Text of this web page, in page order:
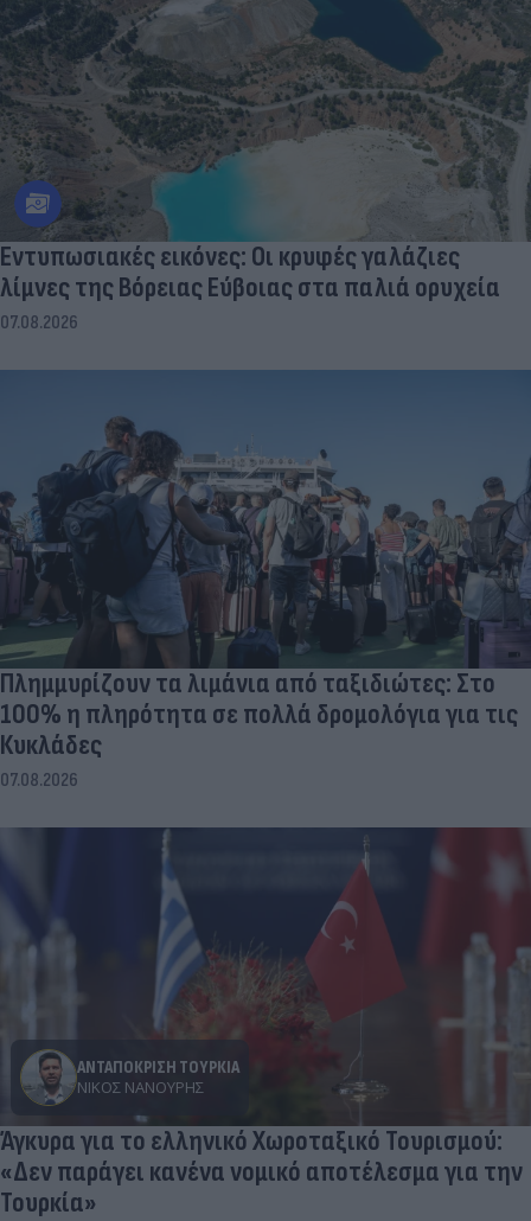
Εντυπωσιακές εικόνες: Οι κρυφές γαλάζιες
λίμνες της Βόρειας Εύβοιας στα παλιά ορυχεία
07.08.2026
Πλημμυρίζουν τα λιμάνια από ταξιδιώτες: Στο
100% η πληρότητα σε πολλά δρομολόγια για τις
Κυκλάδες
07.08.2026
ΑΝΤΑΠΟΚΡΙΣΗ ΤΟΥΡΚΙΑ
ΝΊΚΟΣ ΝΑΝΟΎΡΗΣ
Άγκυρα για το ελληνικό Χωροταξικό Τουρισμού:
«Δεν παράγει κανένα νομικό αποτέλεσμα για την
Τουρκία»